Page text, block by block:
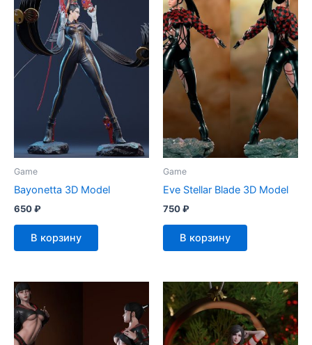
Game
Bayonetta 3D Model
650₽
В корзину
Game
Eve Stellar Blade 3D Model
750₽
В корзину